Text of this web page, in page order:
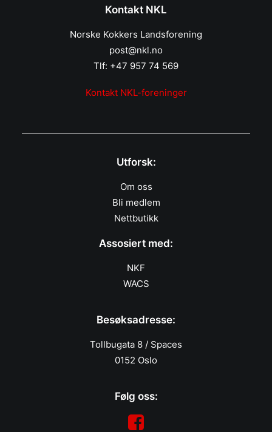
Kontakt NKL
Norske Kokkers Landsforening
post@nkl.no
Tlf: +47 957 74 569
Kontakt NKL-foreninger
Utforsk:
Om oss
Bli medlem
Nettbutikk
Assosiert med:
NKF
WACS
Besøksadresse:
Tollbugata 8 / Spaces
0152 Oslo
Følg oss: